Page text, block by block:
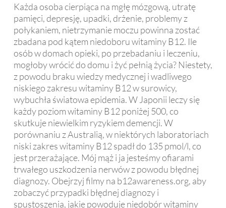
Każda osoba cierpiąca na mgłę mózgową, utratę
pamięci, depresję, upadki, drżenie, problemy z
połykaniem, nietrzymanie moczu powinna zostać
zbadana pod kątem niedoboru witaminy B12. Ile
osób w domach opieki, po przebadaniu i leczeniu,
mogłoby wrócić do domu i żyć pełnią życia? Niestety,
z powodu braku wiedzy medycznej i wadliwego
niskiego zakresu witaminy B12 w surowicy,
wybuchła światowa epidemia. W Japonii leczy się
każdy poziom witaminy B12 poniżej 500, co
skutkuje niewielkim ryzykiem demencji. W
porównaniu z Australią, w niektórych laboratoriach
niski zakres witaminy B12 spadł do 135 pmol/l, co
jest przerażające. Mój mąż i ja jesteśmy ofiarami
trwałego uszkodzenia nerwów z powodu błędnej
diagnozy. Obejrzyj filmy na b12awareness.org, aby
zobaczyć przypadki błędnej diagnozy i
spustoszenia, jakie powoduje niedobór witaminy